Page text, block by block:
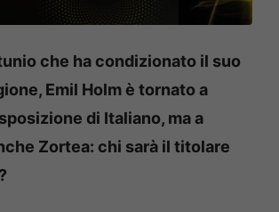
che ha condizionato il suo
Emil Holm è tornato a
di Italiano, ma a
Zortea: chi sarà il titolare